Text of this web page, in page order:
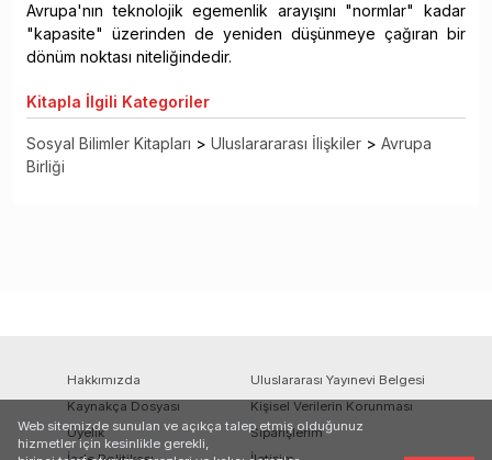
Avrupa'nın teknolojik egemenlik arayışını "normlar" kadar
"kapasite" üzerinden de yeniden düşünmeye çağıran bir
dönüm noktası niteliğindedir.
Kitapla İlgili Kategoriler
Sosyal Bilimler Kitapları > Uluslarararası İlişkiler > Avrupa
Birliği
Hakkımızda
Uluslararası Yayınevi Belgesi
Kaynakça Dosyası
Kişisel Verilerin Korunması
Üyelik
Siparişlerim
Web sitemizde sunulan ve açıkça talep etmiş olduğunuz
hizmetler için kesinlikle gerekli,